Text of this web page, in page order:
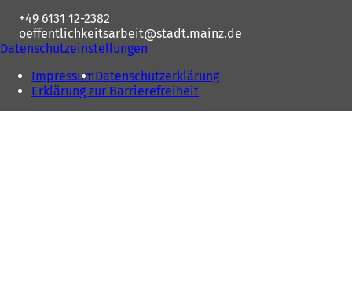
+49 6131 12-2382
oeffentlichkeitsarbeit
stadt.mainz de
Datenschutzeinstellungen
ImpressumDatenschutzerklärung
Erklärung zur Barrierefreiheit